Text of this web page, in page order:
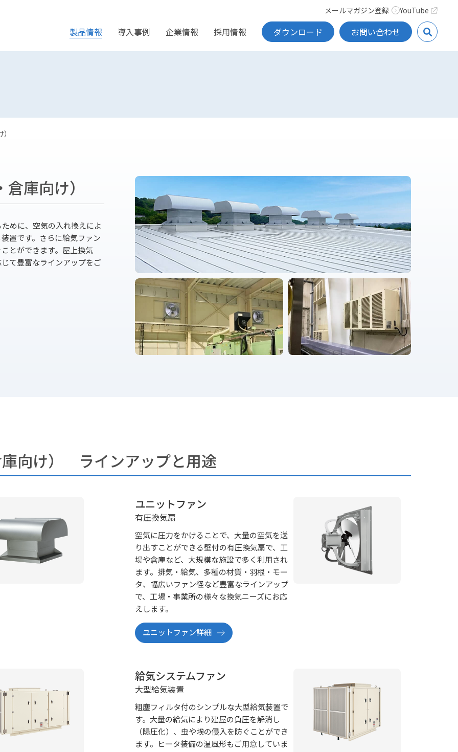
製品情報 導入事例 企業情報 採用情報 ダウンロード お問い合わせ
メールマガジン登録 YouTube
庫向け）
めに、空気の入れ換えによ
置です。さらに給気ファン
とができます。屋上換気
て豊富なラインアップをご
向け） ラインアップと用途
ユニットファン
有圧換気扇
空気に圧力をかけることで、大量の空気を送
り出すことができる壁付の有圧換気扇で、工
場や倉庫など、大規模な施設で多く利用され
ます。排気・給気、多種の材質・羽根・モー
タ、幅広いファン径など豊富なラインアップ
で、工場・事業所の様々な換気ニーズにお応
えします。
ユニットファン詳細
給気システムファン
大型給気装置
粗塵フィルタ付のシンプルな大型給気装置で
す。大量の給気により建屋の負圧を解消し
（陽圧化）、虫や埃の侵入を防ぐことができ
ます。ヒータ装備の温風形もご用意していま